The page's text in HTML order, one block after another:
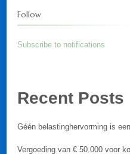
Follow
Subscribe to notifications
Recent Posts
Géén belastinghervorming is
Vergoeding van € 50.000 voor